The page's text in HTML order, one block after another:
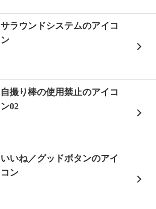
サラウンドシステムのアイコ
ン
自撮り棒の使用禁止のアイコ
ン02
いいね／グッドボタンのアイ
コン